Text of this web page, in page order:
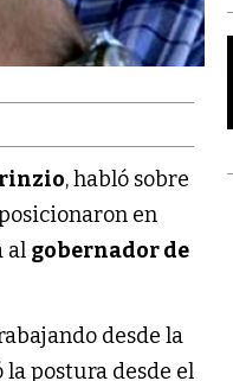
, habló sobre
en
al gobernador de
desde la
la postura desde el